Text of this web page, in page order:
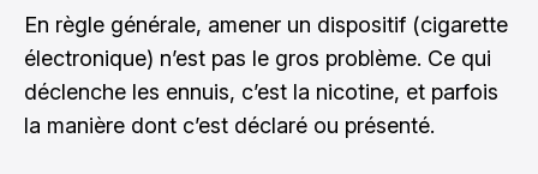
En règle générale, amener un dispositif (cigarette
électronique) n’est pas le gros problème. Ce qui
déclenche les ennuis, c’est la nicotine, et parfois
la manière dont c’est déclaré ou présenté.